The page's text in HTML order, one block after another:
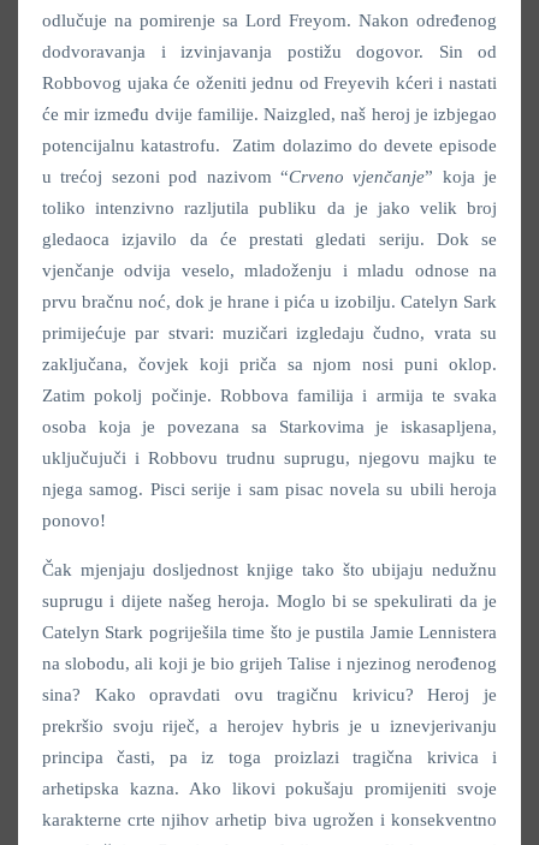
odlučuje na pomirenje sa Lord Freyom. Nakon određenog
dodvoravanja i izvinjavanja postižu dogovor. Sin od
Robbovog ujaka će oženiti jednu od Freyevih kćeri i nastati
će mir između dvije familije. Naizgled, naš heroj je izbjegao
potencijalnu katastrofu. Zatim dolazimo do devete episode
u trećoj sezoni pod nazivom “Crveno vjenčanje” koja je
toliko intenzivno razljutila publiku da je jako velik broj
gledaoca izjavilo da će prestati gledati seriju. Dok se
vjenčanje odvija veselo, mladoženju i mladu odnose na
prvu bračnu noć, dok je hrane i pića u izobilju. Catelyn Sark
primijećuje par stvari: muzičari izgledaju čudno, vrata su
zaključana, čovjek koji priča sa njom nosi puni oklop.
Zatim pokolj počinje. Robbova familija i armija te svaka
osoba koja je povezana sa Starkovima je iskasapljena,
uključujuči i Robbovu trudnu suprugu, njegovu majku te
njega samog. Pisci serije i sam pisac novela su ubili heroja
ponovo!
Čak mjenjaju dosljednost knjige tako što ubijaju nedužnu
suprugu i dijete našeg heroja. Moglo bi se spekulirati da je
Catelyn Stark pogriješila time što je pustila Jamie Lennistera
na slobodu, ali koji je bio grijeh Talise i njezinog nerođenog
sina? Kako opravdati ovu tragičnu krivicu? Heroj je
prekršio svoju riječ, a herojev hybris je u iznevjerivanju
principa časti, pa iz toga proizlazi tragična krivica i
arhetipska kazna. Ako likovi pokušaju promijeniti svoje
karakterne crte njihov arhetip biva ugrožen i konsekventno